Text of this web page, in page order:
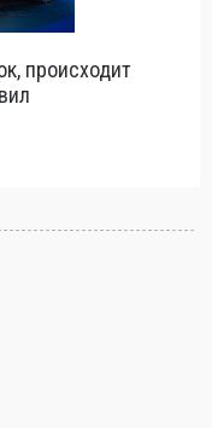
происходит